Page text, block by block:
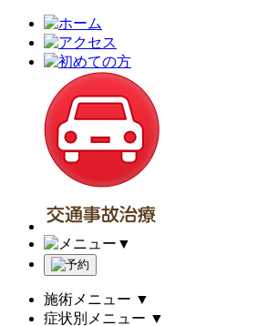
▼
施術メニュー ▼
症状別メニュー ▼